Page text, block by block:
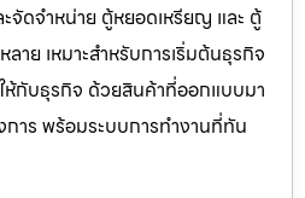
จัดจำหน่าย ตู้หยอดเหรียญ และ ตู้
าย เหมาะสำหรับการเริ่มต้นธุรกิจ
ให้กับธุรกิจ ด้วยสินค้าที่ออกแบบมา
าร พร้อมระบบการทำงานที่ทัน